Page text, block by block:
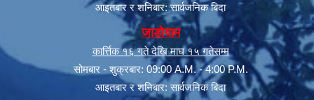
आइतबार र शनिबार: सार्वजनिक बिदा
जाडोयाम
कार्त्तिक १६ गते देखि माघ १५ गतेसम्म
सोमबार - शुक्रबार: 09:00 A.M. - 4:00 P.M.
आइतबार र शनिबार: सार्वजनिक बिदा